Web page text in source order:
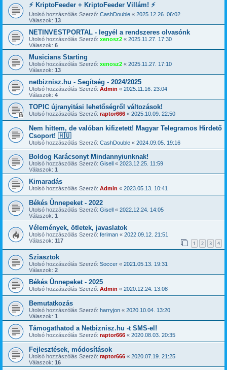
⚡ KriptoFeeder + KriptoFeeder Villám! ⚡
Utolsó hozzászólás Szerző: CashDouble « 2025.12.26. 06:02
Válaszok: 13
NETINVESTPORTAL - legyél a rendszeres olvasónk
Utolsó hozzászólás Szerző: xenosz2 « 2025.11.27. 17:30
Válaszok: 6
Musicians Starting
Utolsó hozzászólás Szerző: xenosz2 « 2025.11.27. 17:10
Válaszok: 13
netbiznisz.hu - Segítség - 2024/2025
Utolsó hozzászólás Szerző: Admin « 2025.11.16. 23:04
Válaszok: 4
TOPIC újranyitási lehetőségről változások!
Utolsó hozzászólás Szerző: raptor666 « 2025.10.09. 22:50
Nem hittem, de valóban kifizetett! Magyar Telegramos Hirdető
Csoport! 🇭🇺
Utolsó hozzászólás Szerző: CashDouble « 2024.09.05. 19:16
Boldog Karácsonyt Mindannyiunknak!
Utolsó hozzászólás Szerző: Gisell « 2023.12.25. 11:59
Válaszok: 1
Kimaradás
Utolsó hozzászólás Szerző: Admin « 2023.05.13. 10:41
Békés Ünnepeket - 2022
Utolsó hozzászólás Szerző: Gisell « 2022.12.24. 14:05
Válaszok: 1
Vélemények, ötletek, javaslatok
Utolsó hozzászólás Szerző: feriman « 2022.09.12. 21:51
Válaszok: 117 1 2 3 4
Sziasztok
Utolsó hozzászólás Szerző: Soccer « 2021.05.13. 19:31
Válaszok: 2
Békés Ünnepeket - 2025
Utolsó hozzászólás Szerző: Admin « 2020.12.24. 13:08
Bemutatkozás
Utolsó hozzászólás Szerző: harryjon « 2020.10.04. 13:20
Válaszok: 1
Támogathatod a Netbiznisz.hu -t SMS-el!
Utolsó hozzászólás Szerző: raptor666 « 2020.08.03. 20:35
Fejlesztések, módosítások
Utolsó hozzászólás Szerző: raptor666 « 2020.07.19. 21:25
Válaszok: 16